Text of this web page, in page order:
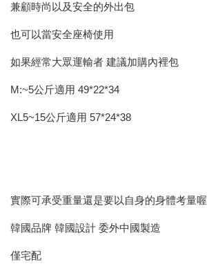
兼顧時尚以及安全的外出包
也可以當安全座椅使用
如果經常大眾運輸者 建議加購內裡包
M:~5公斤適用 49*22*34
XL5~15公斤適用 57*24*38
實際可承受重量還是要以自身的身體考量喔
韓國品牌 韓國設計 委外中國製造
僅宅配